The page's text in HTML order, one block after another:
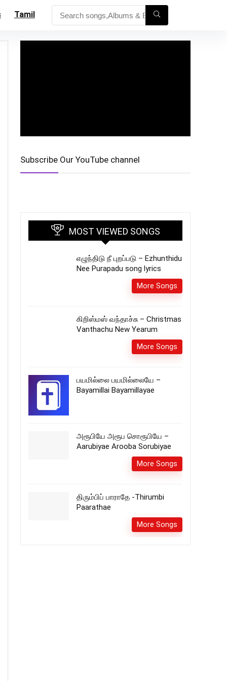
Tamil
Subscribe Our YouTube channel
MOST VIEWED SONGS
எழுந்திடு நீ புறப்படு – Ezhunthidu
Nee Purapadu song lyrics
More Songs
கிறிஸ்மஸ் வந்தாச்சு – Christmas
Vanthachu New Yearum
More Songs
பயமில்லை பயமில்லையே –
Bayamillai Bayamillayae
அரூபியே அரூப சொரூபியே –
Aarubiyae Arooba Sorubiyae
More Songs
திரும்பிப் பாராதே -Thirumbi
Paarathae
More Songs